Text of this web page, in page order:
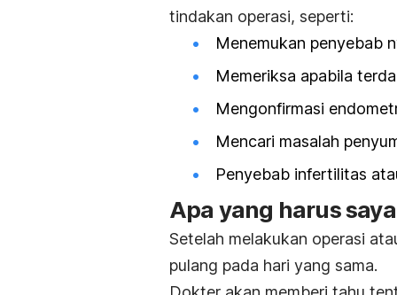
tindakan operasi, seperti:
Menemukan penyebab
Memeriksa apabila
Mengonfirmasi
Mencari masalah
Penyebab infertilitas
Apa yang harus
Setelah melakukan operasi
pulang pada hari yang sama.